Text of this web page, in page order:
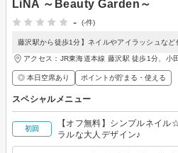
LiNA ～Beauty Garden～
-
(-件)
藤沢駅から徒歩1分】ネイルやアイラッシュな
アクセス：JR東海道本線 藤沢駅 徒歩1分、小
◎ 本日空席あり ポイントが貯まる・使える
スペシャルメニュー
初回
【オフ無料】シンプルネイル
ラルな大人デザイン♪